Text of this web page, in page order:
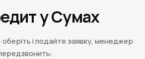
у Сумах
і подайте заявку, менеджер